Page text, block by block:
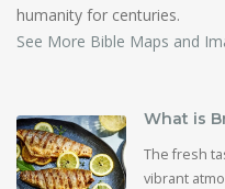
humanity for centuries.
See More Bible Maps and
What is
The fresh
vibrant